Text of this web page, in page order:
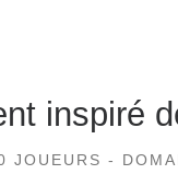
inspiré
-